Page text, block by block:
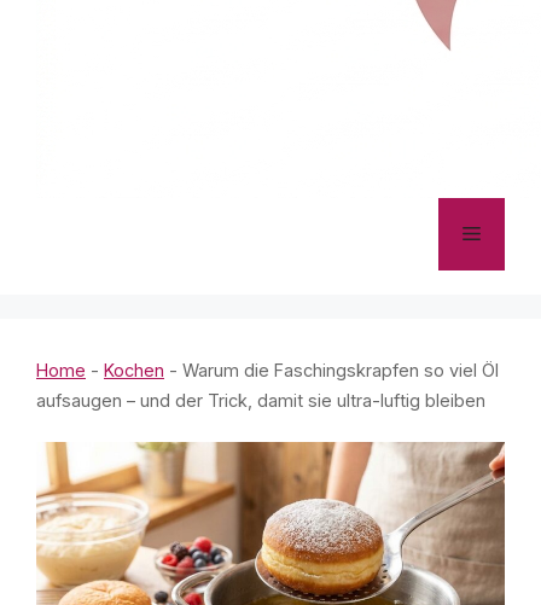
Menü
Home - Kochen - Warum die Faschingskrapfen so viel Öl
aufsaugen – und der Trick, damit sie ultra-luftig bleiben